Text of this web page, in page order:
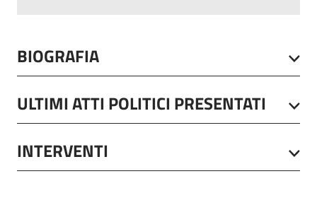
BIOGRAFIA
ULTIMI ATTI POLITICI PRESENTATI
INTERVENTI